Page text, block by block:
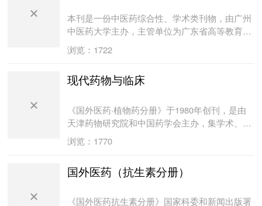
本刊是一份中医药综合性、学术类刊物，由广州
中医药大学主办，主管单位为广东省高等教育
厅。本刊向国内外公开发行，是中国科技论文统
计源期刊，被包括中国核心期刊(遴选)数据库、
美国《剑桥科学文摘(CSA)》等22个国内外权威
教育部优秀科技期刊、全国中医药优秀期刊、广
东省优秀期刊、中国期刊方阵双效期刊。读者对
员及国内外中医爱好者。
浏览：1722
现代药物与临床
《国外医药·植物药分册》于1980年创刊，是由
天津药物研究院和中国药学会主办，集学术、技
术和信息于一体的医药专业期刊。设有综述与编
译、植化研究、质量研究、药理研究、临床研
数据库、参考资料、专题文献题录等栏目，全方
国对民间药、传统药的重新评价与植物药专利介
浏览：1770
国外医药（抗生素分册）
《国外医药抗生素分册》国家科委和新闻出版署